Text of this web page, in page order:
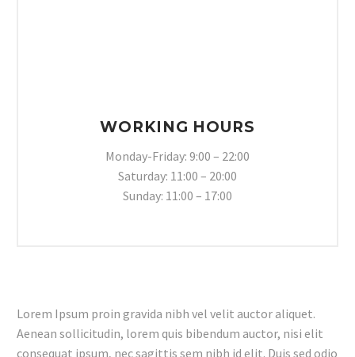
WORKING HOURS
Monday-Friday: 9:00 – 22:00
Saturday: 11:00 – 20:00
Sunday: 11:00 – 17:00
Lorem Ipsum proin gravida nibh vel velit auctor aliquet.
Aenean sollicitudin, lorem quis bibendum auctor, nisi elit
consequat ipsum, nec sagittis sem nibh id elit. Duis sed odio